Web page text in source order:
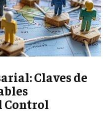
Claves de
Control